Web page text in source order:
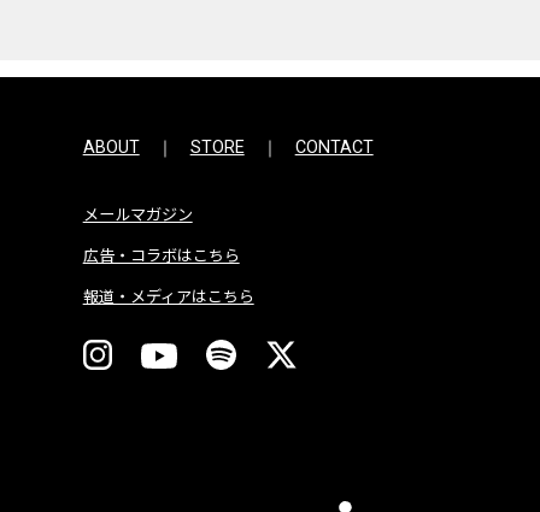
ABOUT STORE CONTACT
メールマガジン
広告・コラボはこちら
報道・メディアはこちら